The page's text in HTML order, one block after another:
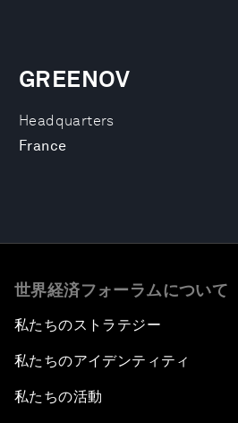
Headquarters
France
GREENOV
世界経済フォーラムについて
私たちのストラテジー
私たちのアイデンティティ
私たちの活動